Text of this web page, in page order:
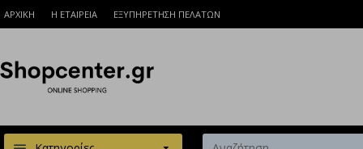
ΑΡΧΙΚΗ Η ΕΤΑΙΡΕΙΑ ΕΞΥΠΗΡΕΤΗΣΗ ΠΕΛΑΤΩΝ